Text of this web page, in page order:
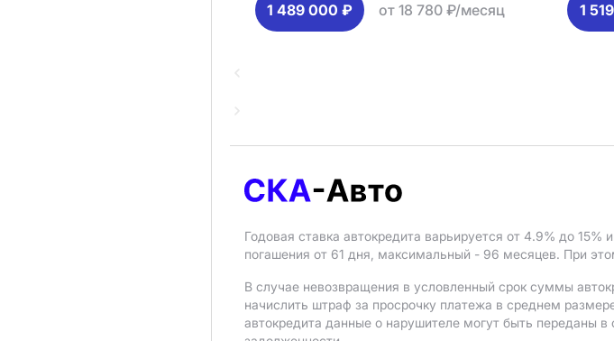
1 489 000 ₽ от 18 780 ₽/месяц 1
Годовая ставка автокредита варьируется от 4.9% до 15%
погашения от 61 дня, максимальный - 96 месяцев. При
В случае невозвращения в условленный срок суммы
начислить штраф за просрочку платежа в среднем
автокредита данные о нарушителе могут быть переданы в